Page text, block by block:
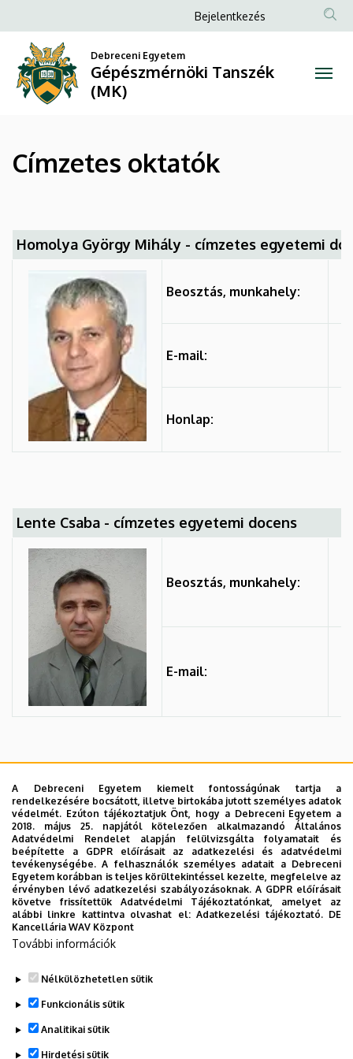
oktatók
Gépészmérnöki
Tanszék
(MK)
a
tartalomra
Anonim
fiók
menüje
Bejelentkezés
Debreceni Egyetem
Gépészmérnöki Tanszék
(MK)
Címzetes oktatók
Homolya György Mihály - címzetes egyetemi
Beosztás, munkahely:
E-mail:
Honlap:
Lente Csaba - címzetes egyetemi docens
Beosztás, munkahely:
E-mail:
Dr. Nagy Sándor - címzetes egyetemi docens
Beosztás, munkahely:
Legutóbbi frissítés: 2026. 02. 27. 11:30
A Debreceni Egyetem kiemelt fontosságúnak tartja a
rendelkezésére bocsátott, illetve birtokába jutott személyes adatok
védelmét. Ezúton tájékoztatjuk Önt, hogy a Debreceni Egyetem a
2018. május 25. napjától kötelezően alkalmazandó Általános
Adatvédelmi Rendelet alapján felülvizsgálta folyamatait és
beépítette a GDPR előírásait az adatkezelési és adatvédelmi
tevékenységébe. A felhasználók személyes adatait a Debreceni
Egyetem korábban is teljes körültekintéssel kezelte, megfelelve az
érvényben lévő adatkezelési szabályozásoknak. A GDPR előírásait
követve frissítettük Adatvédelmi Tájékoztatónkat, amelyet az
alábbi linkre kattintva olvashat el:Adatkezelési tájékoztató. DE
Kancellária WAV Központ
További információk
Nélkülözhetetlen sütik
Funkcionális sütik
Analitikai sütik
Hirdetési sütik